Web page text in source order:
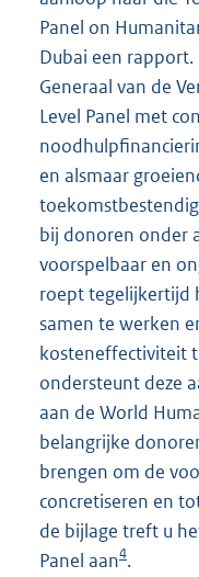
Panel on
Dubai een rapport.
Generaal van de
Level Panel met
en alsmaar
bij donoren onder
voorspelbaar en
roept tegelijkertijd
samen te werken
kosteneffectiviteit
ondersteunt deze
aan de World
belangrijke
brengen om de
concretiseren en
de bijlage treft u
Panel aan4.